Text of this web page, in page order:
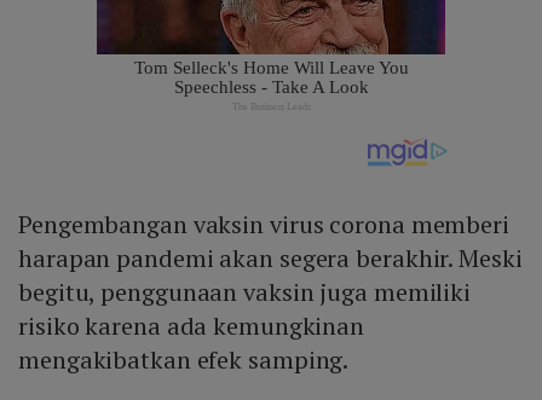
Pengembangan vaksin virus corona memberi
harapan pandemi akan segera berakhir. Meski
begitu, penggunaan vaksin juga memiliki
risiko karena ada kemungkinan
mengakibatkan efek samping.